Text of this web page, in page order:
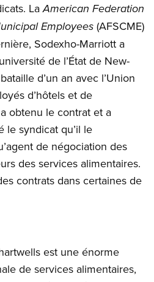
LaAmerican Federation
Employees (AFSCME)
Sodexho-Marriott a
de l’État de New-
d’un an avec l’Union
d’hôtels et de
obtenu le contrat et a
le syndicat qu’il le
de négociation des
des services alimentaires.
contrats dans certaines de
est une énorme
de services alimentaires,